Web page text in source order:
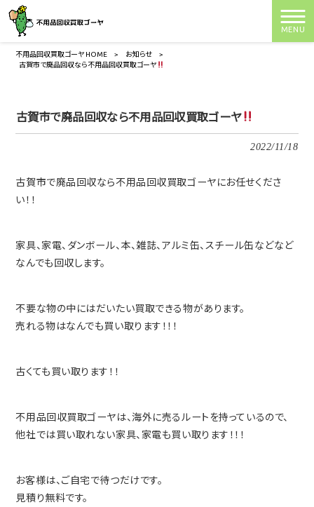
MENU
不用品回収買取ゴーヤ HOME > お知らせ
>
古賀市で廃品回収なら不用品回収買取ゴーヤ
古賀市で廃品回収なら不用品回収買取ゴーヤ
2022/11/18
古賀市で廃品回収なら不用品回収買取ゴーヤにお任せくださ
い！！
家具、家電、ダンボール、本、雑誌、アルミ缶、スチール缶などなど
なんでも回収します。
不要な物の中にはだいたい買取できる物があります。
売れる物はなんでも買い取ります！！！
古くても買い取ります！！
不用品回収買取ゴーヤは、海外に売るルートを持っているので、
他社では買い取れない家具、家電も買い取ります！！！
お客様は、ご自宅で待つだけです。
見積り無料です。